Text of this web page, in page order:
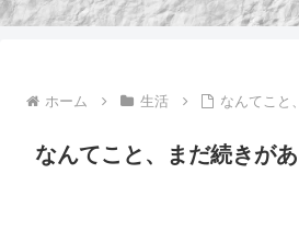
ホーム 生活 なんてこと
なんてこと、まだ続きがあ